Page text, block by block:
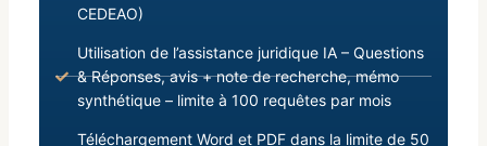
CEDEAO)
Utilisation de l’assistance juridique IA – Questions
& Réponses, avis + note de recherche, mémo
synthétique – limite à 100 requêtes par mois
Téléchargement Word et PDF dans la limite de 50